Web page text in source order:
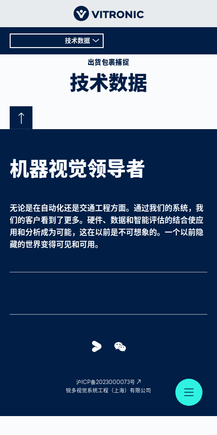
出货包裹捕捉
技术数据
技术数据
概况
技术数据
机器视觉领导者
无论是在自动化还是交通工程方面。通过我们的系统，我
们的客户看到了更多。硬件、数据和智能评估的结合使应
用和分析成为可能，这在以前是不可想象的。一个以前隐
藏的世界变得可见和可用。
Youku
沪ICP备2023000073号
锐多视觉系统工程（上海）有限公司